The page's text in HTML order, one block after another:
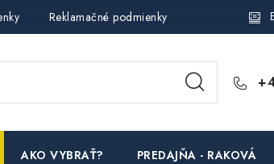
Reklamačné podmienky Podmienky
AKO VYBRAŤ? PREDAJŇA - RAKOVÁ